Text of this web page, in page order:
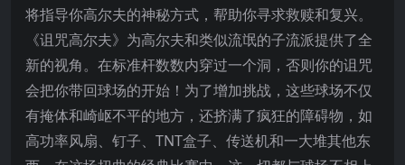
将指导你高尔夫的神秘方式，帮助你寻求救赎和复兴。
《诅咒高尔夫》为高尔夫和类似流氓的子流派提供了全
新的视角。在标准杆数数内穿过一个洞，否则你的诅咒
会把你带回球场的开始！为了增加挑战，这些球场不仅
有掩体和崎岖不平的地方，还挤满了疯狂的障碍物，如
高功率风扇、钉子、TNT盒子、传送机和一大堆其他东